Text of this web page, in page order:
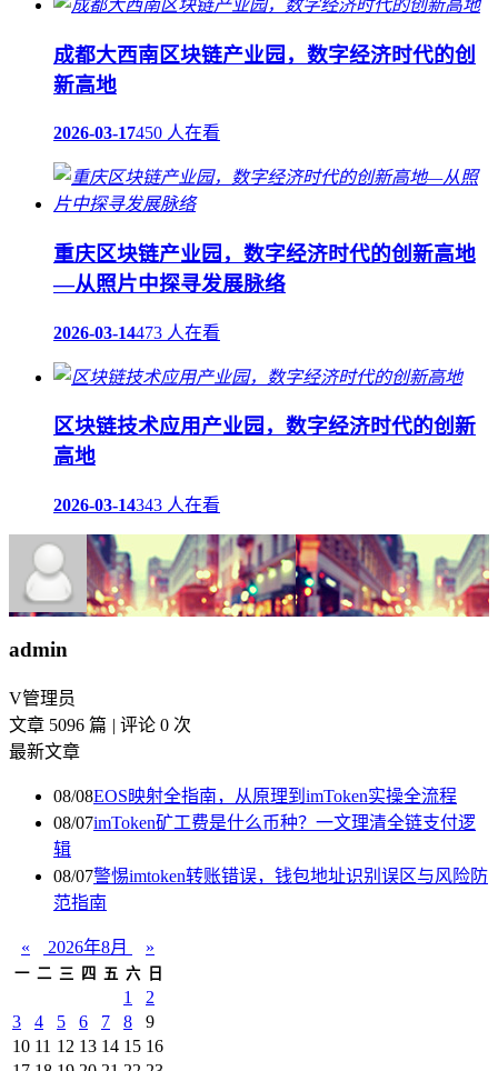
成都大西南区块链产业园，数字经济时代的创
新高地
2026-03-17450 人在看
重庆区块链产业园，数字经济时代的创新高地
—从照片中探寻发展脉络
2026-03-14473 人在看
区块链技术应用产业园，数字经济时代的创新
高地
2026-03-14343 人在看
admin
V管理员
文章 5096 篇 | 评论 0 次
最新文章
08/08EOS映射全指南，从原理到imToken实操全流程
08/07imToken矿工费是什么币种？一文理清全链支付逻
辑
08/07警惕imtoken转账错误，钱包地址识别误区与风险防
范指南
« 2026年8月 »
一 二 三 四 五 六 日
1
2
3
4 5 6 7 8
9
10 11 12 13 14 15 16